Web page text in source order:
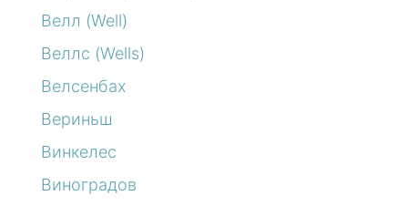
Велл (Well)
Веллс (Wells)
Велсенбах
Вериньш
Винкелес
Виноградов